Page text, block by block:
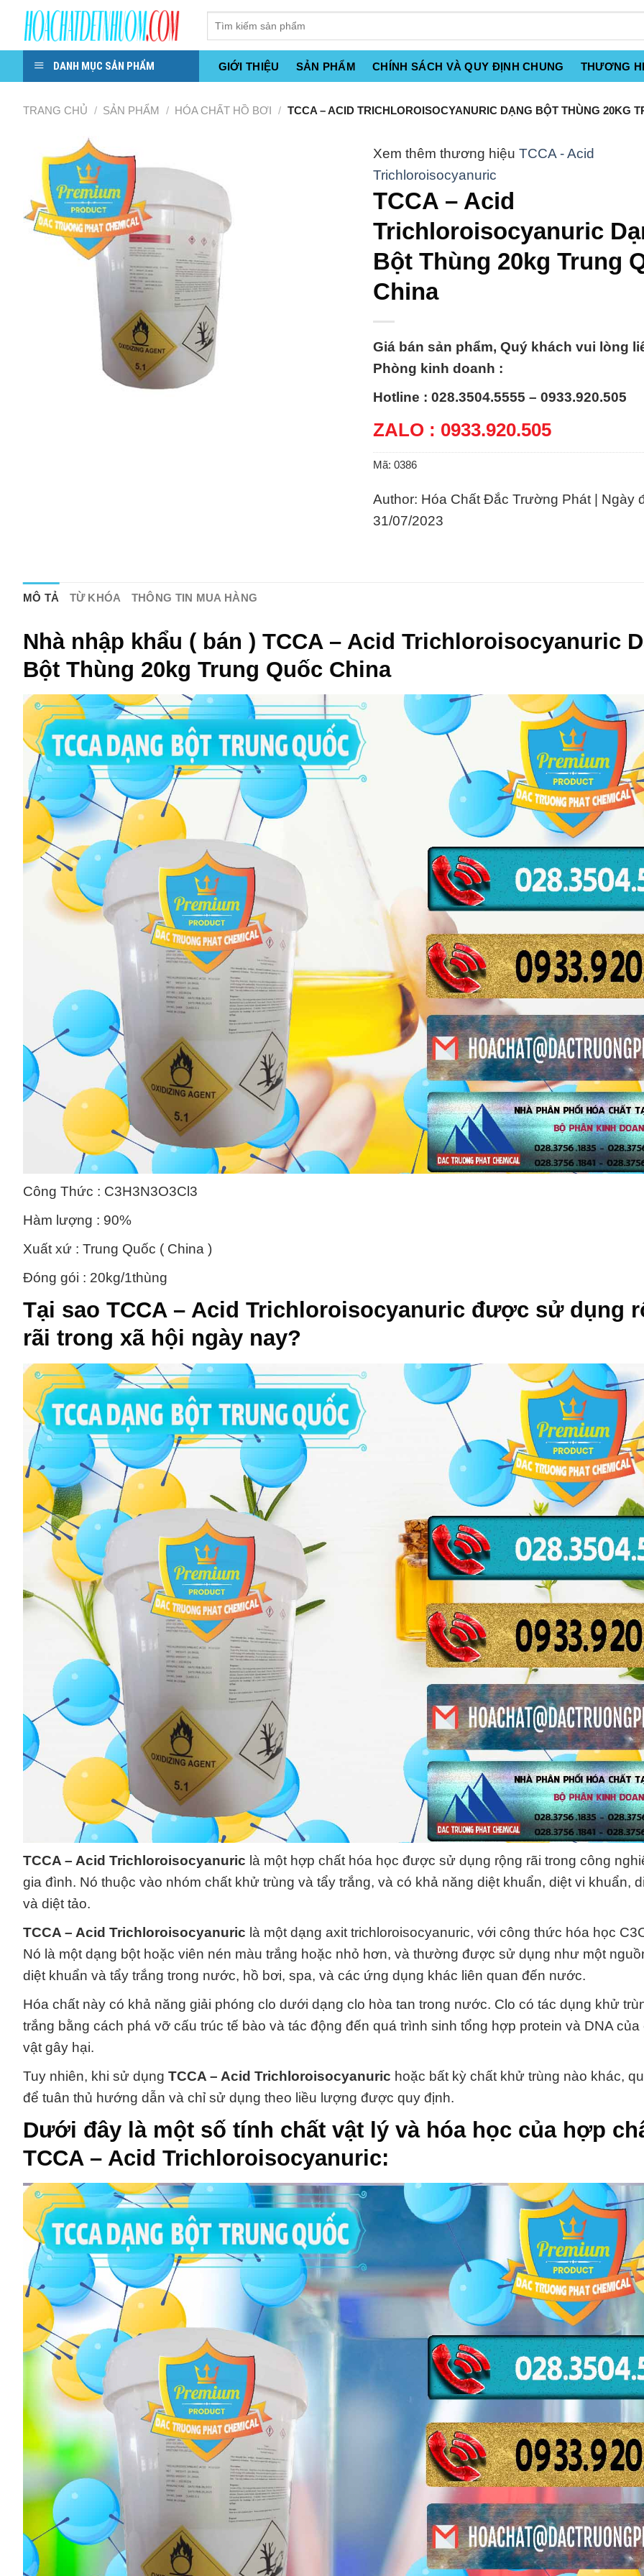
Skip
content
DANH MỤC SẢN PHẨM GIỚI THIỆU SẢN PHẨM CHÍNH SÁCH VÀ QUY ĐỊNH CHUNG THƯƠNG
TRANG CHỦ / SẢN PHẨM / HÓA CHẤT HỒ BƠI / TCCA – ACID TRICHLOROISOCYANURIC DẠNG BỘT THÙNG 20KG
TCCA - Acid
Trichloroisocyanuric
TCCA – Acid
Trichloroisocyanuric
Bột Thùng 20kg Trung
China
Giá bán sản phẩm, Quý khách vui lòng
Phòng kinh doanh :
Hotline : 028.3504.5555 – 0933.920.505
ZALO : 0933.920.505
Mã: 0386
Author: Hóa Chất Đắc Trường Phát | Ngày
31/07/2023
MÔ TẢ TỪ KHÓA THÔNG TIN MUA HÀNG
Nhà nhập khẩu ( bán ) TCCA – Acid Trichloroisocyanuric
Bột Thùng 20kg Trung Quốc China
Công Thức : C3H3N3O3Cl3
Hàm lượng : 90%
Xuất xứ : Trung Quốc ( China )
Đóng gói : 20kg/1thùng
Tại sao TCCA – Acid Trichloroisocyanuric được sử dụng
rãi trong xã hội ngày nay?
TCCA – Acid Trichloroisocyanuric là một hợp chất hóa học được sử dụng rộng rãi trong công
gia đình. Nó thuộc vào nhóm chất khử trùng và tẩy trắng, và có khả năng diệt khuẩn, diệt vi khuẩn,
và diệt tảo.
TCCA – Acid Trichloroisocyanuric là một dạng axit trichloroisocyanuric, với công thức hóa học
Nó là một dạng bột hoặc viên nén màu trắng hoặc nhỏ hơn, và thường được sử dụng như một
diệt khuẩn và tẩy trắng trong nước, hồ bơi, spa, và các ứng dụng khác liên quan đến nước.
Hóa chất này có khả năng giải phóng clo dưới dạng clo hòa tan trong nước. Clo có tác dụng khử
trắng bằng cách phá vỡ cấu trúc tế bào và tác động đến quá trình sinh tổng hợp protein và DNA của
vật gây hại.
Tuy nhiên, khi sử dụng TCCA – Acid Trichloroisocyanuric hoặc bất kỳ chất khử trùng nào khác,
để tuân thủ hướng dẫn và chỉ sử dụng theo liều lượng được quy định.
Dưới đây là một số tính chất vật lý và hóa học của hợp
TCCA – Acid Trichloroisocyanuric: